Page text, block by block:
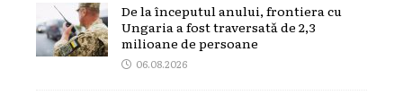
De la începutul anului, frontiera cu
Ungaria a fost traversată de 2,3
milioane de persoane
06.08.2026